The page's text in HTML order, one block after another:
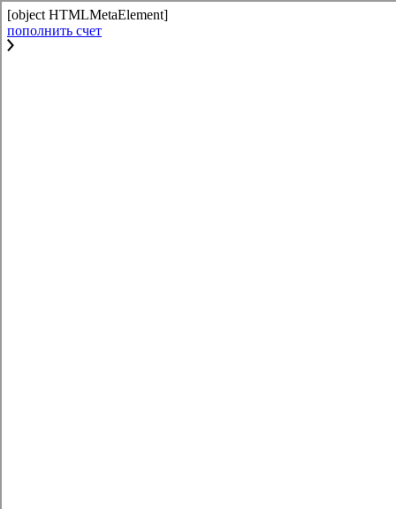
[object HTMLMetaElement]
пополнить счет